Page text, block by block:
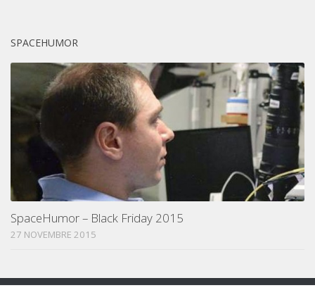
SPACEHUMOR
SpaceHumor – Black Friday 2015
27 NOVEMBRE 2015